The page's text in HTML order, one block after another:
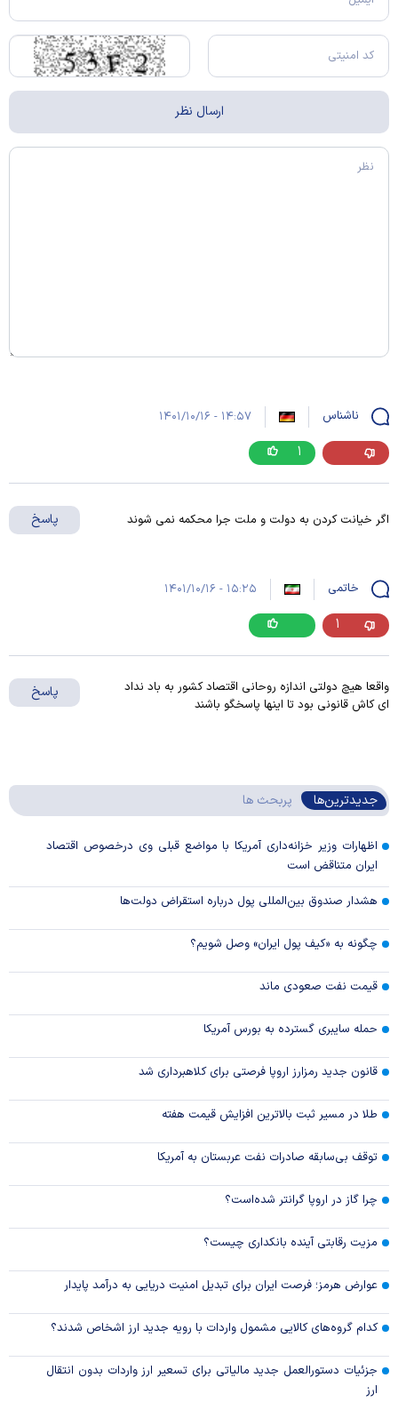
ناشناس ۱۴:۵۷ - ۱۴۰۱/۱۰/۱۶
۱
اگر خیانت کردن به دولت و ملت جرا محکمه نمی شوند پاسخ
خاتمی ۱۵:۲۵ - ۱۴۰۱/۱۰/۱۶
۱
واقعا هیچ دولتی اندازه روحانی اقتصاد کشور به باد نداد
ای کاش قانونی بود تا اینها پاسخگو باشند
پاسخ
جدیدترین‌ها پربحث ها
اظهارات وزیر خزانه‌داری آمریکا با مواضع قبلی وی درخصوص اقتصاد
ایران متناقض است
هشدار صندوق بین‌المللی پول درباره استقراض دولت‌ها
چگونه به «کیف پول ایران» وصل شویم؟
قیمت نفت صعودی ماند
حمله سایبری گسترده به بورس آمریکا
قانون جدید رمزارز اروپا فرصتی برای کلاهبرداری شد
طلا در مسیر ثبت بالاترین افزایش قیمت هفته
توقف بی‌سابقه صادرات نفت عربستان به آمریکا
چرا گاز در اروپا گرانتر شده‌است؟
مزیت رقابتی آینده بانکداری چیست؟
عوارض هرمز؛ فرصت ایران برای تبدیل امنیت دریایی به درآمد پایدار
کدام گروه‌های کالایی مشمول واردات با رویه جدید ارز اشخاص شدند؟
جزئیات دستورالعمل جدید مالیاتی برای تسعیر ارز واردات بدون انتقال
ارز